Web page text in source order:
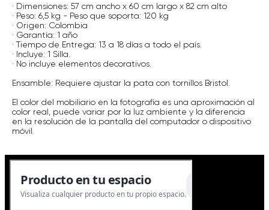
· Dimensiones: 57 cm ancho x 60 cm largo x 82 cm alto
· Peso: 6,5 kg - Peso que soporta: 120 kg
· Origen: Colombia
· Garantía: 1 año
· Tiempo de Entrega: 13 a 18 días a todo el país.
· Incluye: 1 Silla.
· No incluye elementos decorativos.
Ensamble: Requiere ajustar la pata con tornillos Bristol.
El color del mobiliario en la fotografía es una aproximación al
color real, puede variar por la luz ambiente y la diferencia
en la resolución de la pantalla del computador o dispositivo
móvil.